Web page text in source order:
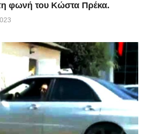
φωνή του Κώστα Πρέκα.